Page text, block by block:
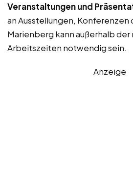
Veranstaltungen und
an Ausstellungen, Konferenzen
Marienberg kann außerhalb der
Arbeitszeiten notwendig sein.
Anzeige